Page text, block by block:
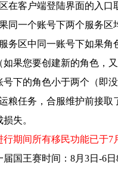
在客户端登陆界面的入口
同一个账号下两个服务区
务区中同一账号下如果
如果您要创建新的角色，
下的角色小于两个（即
粮任务，合服维护前接
失。
行期间所有移民功能已于7
国王赛时间：8月3日-6